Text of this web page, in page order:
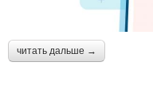
читать дальше →